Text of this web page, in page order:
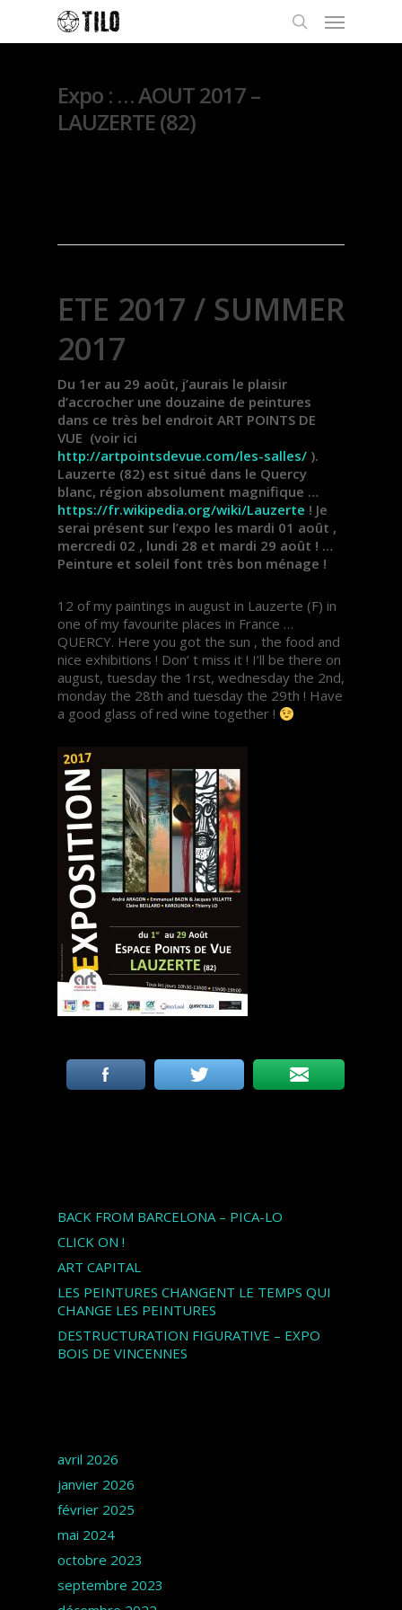
Expo : … AOUT 2017 –
LAUZERTE (82)
ETE 2017 / SUMMER
2017
Du 1er au 29 août, j’aurais le plaisir
d’accrocher une douzaine de peintures
dans ce très bel endroit ART POINTS DE
VUE (voir ici
http://artpointsdevue.com/les-salles/ ).
Lauzerte (82) est situé dans le Quercy
blanc, région absolument magnifique …
https://fr.wikipedia.org/wiki/Lauzerte ! Je
serai présent sur l’expo les mardi 01 août ,
mercredi 02 , lundi 28 et mardi 29 août ! …
Peinture et soleil font très bon ménage !
12 of my paintings in august in Lauzerte (F) in
one of my favourite places in France …
QUERCY. Here you got the sun , the food and
nice exhibitions ! Don’ t miss it ! I’ll be there on
august, tuesday the 1rst, wednesday the 2nd,
monday the 28th and tuesday the 29th ! Have
a good glass of red wine together !
BACK FROM BARCELONA – PICA-LO
CLICK ON !
ART CAPITAL
LES PEINTURES CHANGENT LE TEMPS QUI
CHANGE LES PEINTURES
DESTRUCTURATION FIGURATIVE – EXPO
BOIS DE VINCENNES
avril 2026
janvier 2026
février 2025
mai 2024
octobre 2023
septembre 2023